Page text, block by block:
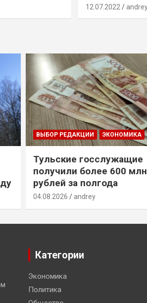
12.07.2022
ВЫБОР РЕДАКЦИИ ЭКОНОМИКА
Тульские госслужащие
получили более 600 млн
рублей за полгода
04.08.2026 andrey
Категории
Экономика
Политика